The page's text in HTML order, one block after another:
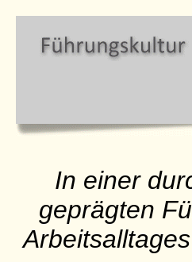
In einer
geprägten